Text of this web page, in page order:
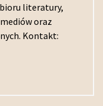
literatury,
oraz
Kontakt: